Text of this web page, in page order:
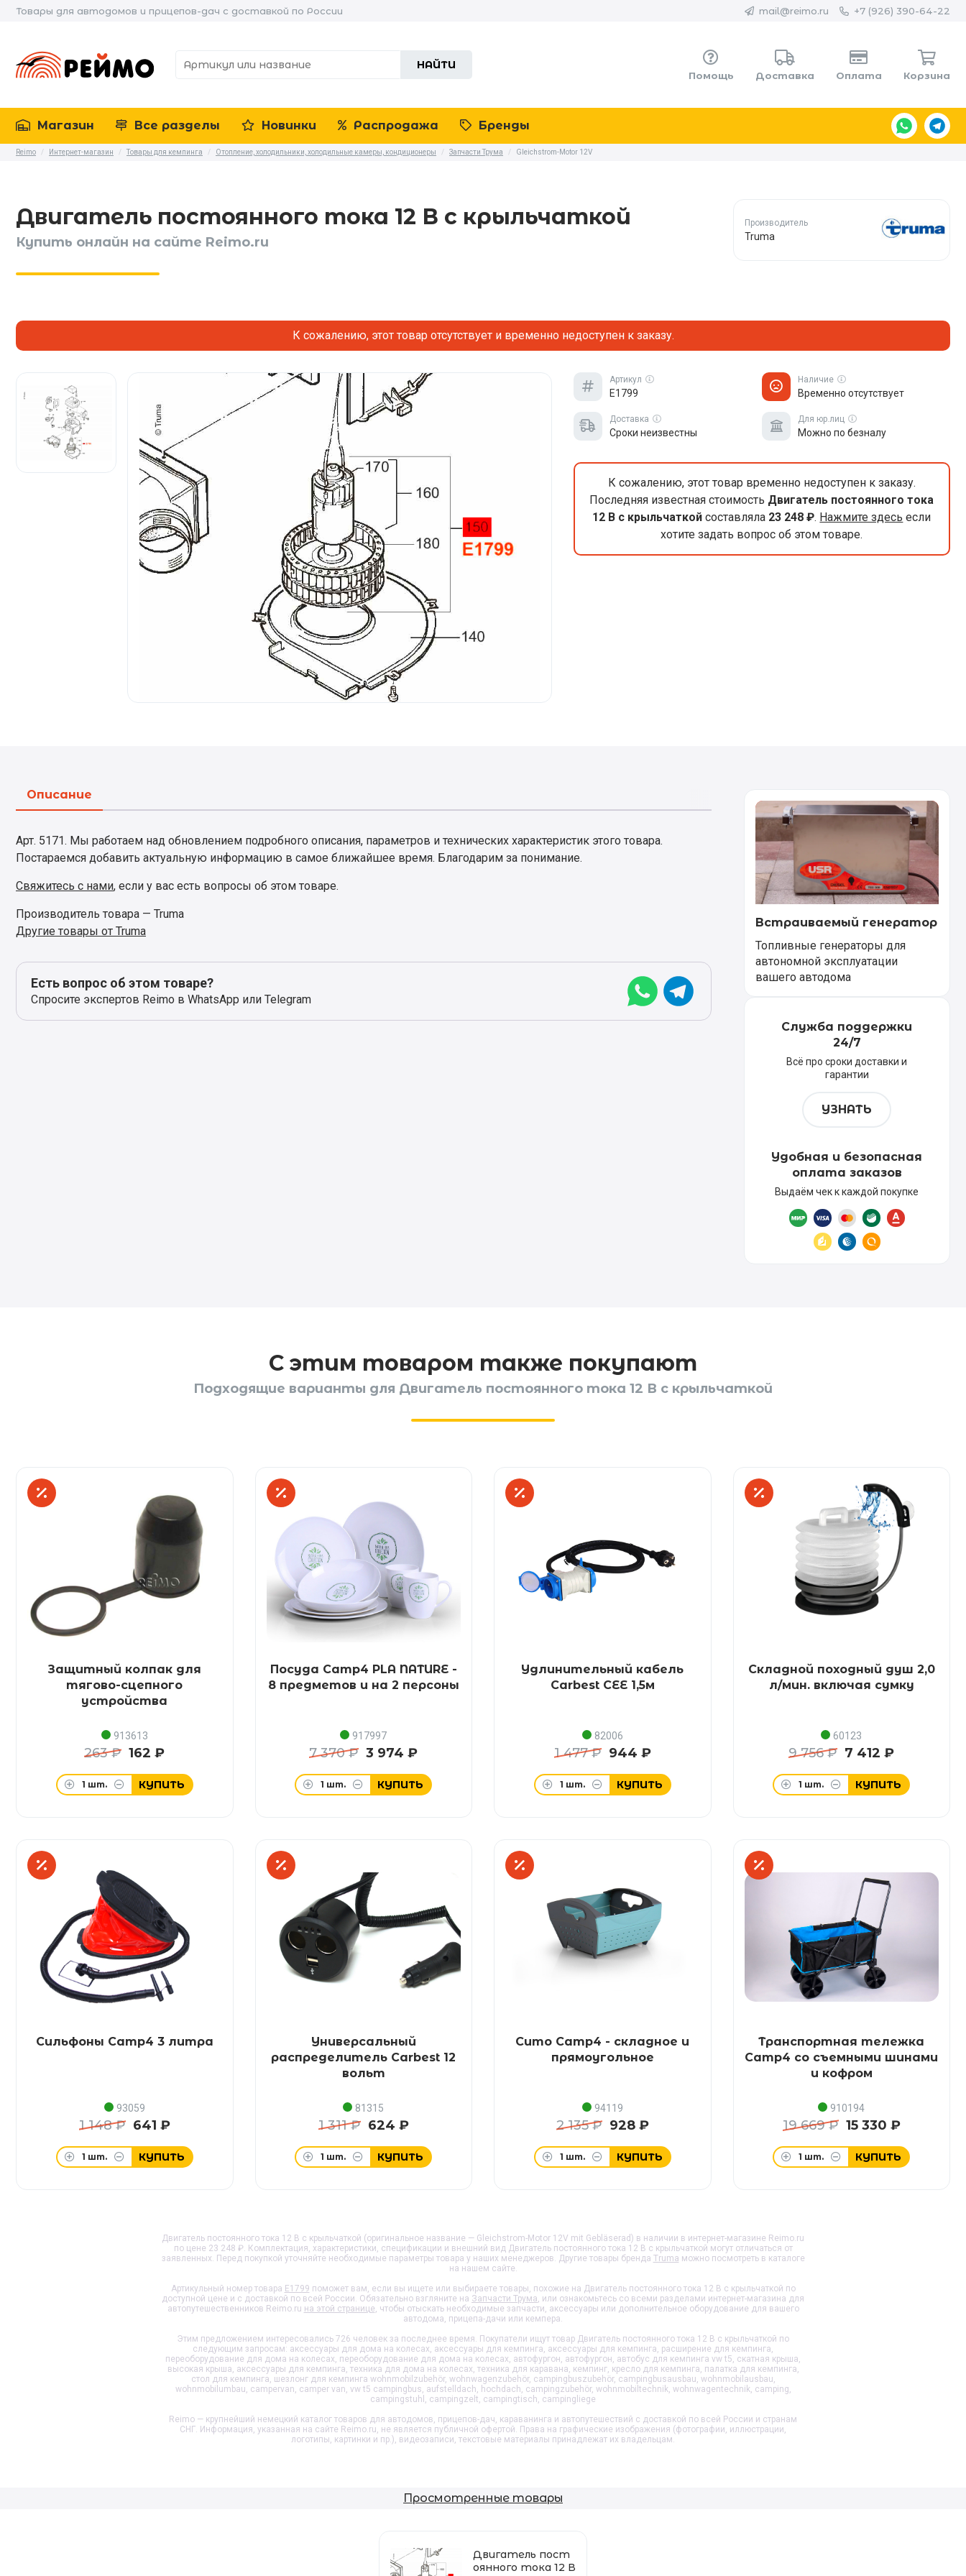
Товары для автодомов и прицепов-дач с доставкой по России mail@reimo.ru +7 (926) 390-64-22
НАЙТИ
Помощь Доставка Оплата Корзина
Магазин Все разделы Новинки Распродажа Бренды
Reimo / Интернет-магазин / Товары для кемпинга / Отопление, холодильники, холодильные камеры, кондиционеры / Запчасти Трума / Gleichstrom-Motor 12V
Двигатель постоянного тока 12 В с крыльчаткой
Купить онлайн на сайте Reimo.ru
Производитель
Truma
К сожалению, этот товар отсутствует и временно недоступен к заказу.
Артикул
E1799
Наличие
Временно отсутствует
Доставка
Сроки неизвестны
Для юр.лиц
Можно по безналу
К сожалению, этот товар временно недоступен к заказу.
Последняя известная стоимость Двигатель постоянного тока
12 В с крыльчаткой составляла 23 248 ₽. Нажмите здесь если
хотите задать вопрос об этом товаре.
Описание
Арт. 5171. Мы работаем над обновлением подробного описания, параметров и технических характеристик этого товара.
Постараемся добавить актуальную информацию в самое ближайшее время. Благодарим за понимание.
Свяжитесь с нами, если у вас есть вопросы об этом товаре.
Производитель товара — Truma
Другие товары от Truma
Есть вопрос об этом товаре?
Спросите экспертов Reimo в WhatsApp или Telegram
Встраиваемый генератор
Топливные генераторы для
автономной эксплуатации
вашего автодома
Служба поддержки
24/7
Всё про сроки доставки и
гарантии
УЗНАТЬ
Удобная и безопасная
оплата заказов
Выдаём чек к каждой покупке
С этим товаром также покупают
Подходящие варианты для Двигатель постоянного тока 12 В с крыльчаткой
Защитный колпак для
тягово-сцепного
устройства
913613
263 ₽ 162 ₽
1 шт. КУПИТЬ
Посуда Camp4 PLA NATURE -
8 предметов и на 2 персоны
917997
7 370 ₽ 3 974 ₽
1 шт. КУПИТЬ
Удлинительный кабель
Carbest CEE 1,5м
82006
1 477 ₽ 944 ₽
1 шт. КУПИТЬ
Складной походный душ 2,0
л/мин. включая сумку
60123
9 756 ₽ 7 412 ₽
1 шт. КУПИТЬ
Сильфоны Camp4 3 литра
93059
1 148 ₽ 641 ₽
1 шт. КУПИТЬ
Универсальный
распределитель Carbest 12
вольт
81315
1 311 ₽ 624 ₽
1 шт. КУПИТЬ
Сито Camp4 - складное и
прямоугольное
94119
2 135 ₽ 928 ₽
1 шт. КУПИТЬ
Транспортная тележка
Camp4 со съемными шинами
и кофром
910194
19 669 ₽ 15 330 ₽
1 шт. КУПИТЬ
Двигатель постоянного тока 12 В с крыльчаткой (оригинальное название — Gleichstrom-Motor 12V mit Gebläserad) в наличии в интернет-магазине Reimo.ru
по цене 23 248 ₽. Комплектация, характеристики, спецификации и внешний вид Двигатель постоянного тока 12 В с крыльчаткой могут отличаться от
заявленных. Перед покупкой уточняйте необходимые параметры товара у наших менеджеров. Другие товары бренда Truma можно посмотреть в каталоге
на нашем сайте.
Артикульный номер товара E1799 поможет вам, если вы ищете или выбираете товары, похожие на Двигатель постоянного тока 12 В с крыльчаткой по
доступной цене и с доставкой по всей России. Обязательно взгляните на Запчасти Трума , или ознакомьтесь со всеми разделами интернет-магазина для
автопутешественников Reimo.ru на этой странице , чтобы отыскать необходимые запчасти, аксессуары или дополнительное оборудование для вашего
автодома, прицепа-дачи или кемпера.
Этим предложением интересовались 726 человек за последнее время. Покупатели ищут товар Двигатель постоянного тока 12 В с крыльчаткой по
следующим запросам: аксессуары для дома на колесах, аксессуары для кемпинга, аксессуары для кемпинга, расширение для кемпинга,
переоборудование для дома на колесах, переоборудование для дома на колесах, автофургон, автофургон, автобус для кемпинга vw t5, скатная крыша,
высокая крыша, аксессуары для кемпинга, техника для дома на колесах, техника для каравана, кемпинг, кресло для кемпинга, палатка для кемпинга,
стол для кемпинга, шезлонг для кемпинга wohnmobilzubehör, wohnwagenzubehör, campingbuszubehör, campingbusausbau, wohnmobilausbau,
wohnmobilumbau, campervan, camper van, vw t5 campingbus, aufstelldach, hochdach, campingzubehör, wohnmobiltechnik, wohnwagentechnik, camping,
campingstuhl, campingzelt, campingtisch, campingliege
Reimo — крупнейший немецкий каталог товаров для автодомов, прицепов-дач, караванинга и автопутешествий с доставкой по всей России и странам
СНГ. Информация, указанная на сайте Reimo.ru, не является публичной офертой. Права на графические изображения (фотографии, иллюстрации,
логотипы, картинки и пр.), видеозаписи, текстовые материалы принадлежат их владельцам.
Просмотренные товары
Двигатель пост
оянного тока 12 В